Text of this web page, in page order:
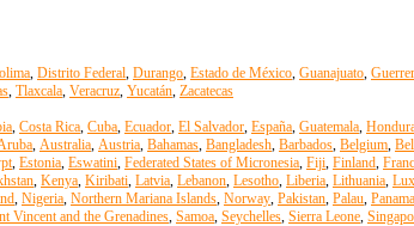
, Distrito Federal, Durango, Estado de México, Guanajuato,
, Tlaxcala, Veracruz, Yucatán, Zacatecas
, Costa Rica, Cuba, Ecuador, El Salvador, España, Guatemala,
, Australia, Austria, Bahamas, Bangladesh, Barbados, Belgium,
, Estonia, Eswatini, Federated States of Micronesia, Fiji, Finland,
, Kenya, Kiribati, Latvia, Lebanon, Lesotho, Liberia, Lithuania,
, Nigeria, Northern Mariana Islands, Norway, Pakistan, Palau, Panama
Vincent and the Grenadines, Samoa, Seychelles, Sierra Leone,